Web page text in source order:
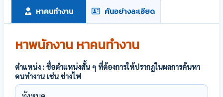
หาคนทำงาน ค้นอย่างละเอียด
หาพนักงาน หาคนทำงาน
ตำแหน่ง : ชื่อตำแหน่งสั้น ๆ ที่ต้องการให้ปรากฏในผลการค้นหา
คนทำงาน เช่น ช่างไฟ